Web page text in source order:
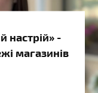
настрій» -
магазинів